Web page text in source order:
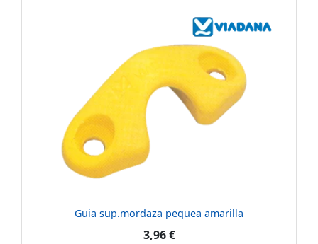
Guia sup.mordaza pequea amarilla
3,96 €